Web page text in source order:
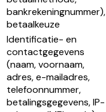
bankrekeningnummer),
betaalkeuze
Identificatie- en
contactgegevens
(naam, voornaam,
adres, e-mailadres,
telefoonnummer,
betalingsgegevens, IP-